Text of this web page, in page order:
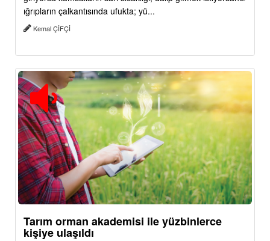
ığrıpların çalkantısında ufukta; yü...
Kemal ÇİFÇİ
Tarım orman akademisi ile yüzbinlerce
kişiye ulaşıldı